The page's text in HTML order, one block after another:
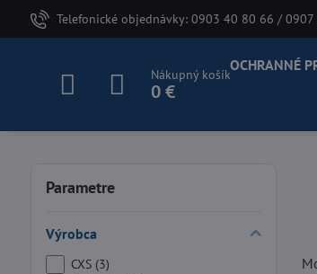
Telefonické objednávky: 0903 40 80 66 / 0907
Nákupný košík
0 €
OCHRANNÉ
Parametre
Výrobca
CXS (3)